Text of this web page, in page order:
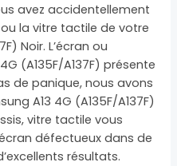
avez accidentellement
la vitre tactile de votre
Noir. L’écran ou
(A135F/A137F) présente
de panique, nous avons
A13 4G (A135F/A137F)
vitre tactile vous
défectueux dans de
résultats.